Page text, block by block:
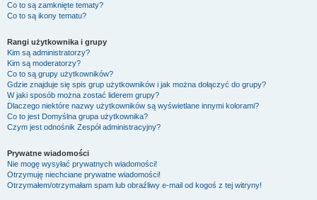
Co to są zamknięte tematy?
Co to są ikony tematu?
Rangi użytkownika i grupy
Kim są administratorzy?
Kim są moderatorzy?
Co to są grupy użytkowników?
Gdzie znajduje się spis grup użytkowników i jak można dołączyć do grupy?
W jaki sposób można zostać liderem grupy?
Dlaczego niektóre nazwy użytkowników są wyświetlane innymi kolorami?
Co to jest Domyślna grupa użytkownika?
Czym jest odnośnik Zespół administracyjny?
Prywatne wiadomości
Nie mogę wysyłać prywatnych wiadomości!
Otrzymuję niechciane prywatne wiadomości!
Otrzymałem/otrzymałam spam lub obraźliwy e-mail od kogoś z tej witryny!